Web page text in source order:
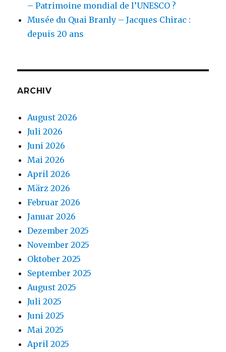
– Patrimoine mondial de l’UNESCO ?
Musée du Quai Branly – Jacques Chirac :
depuis 20 ans
ARCHIV
August 2026
Juli 2026
Juni 2026
Mai 2026
April 2026
März 2026
Februar 2026
Januar 2026
Dezember 2025
November 2025
Oktober 2025
September 2025
August 2025
Juli 2025
Juni 2025
Mai 2025
April 2025